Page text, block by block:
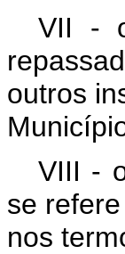
VII -
outros
VIII -
se
nos